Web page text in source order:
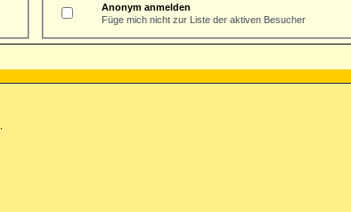
Anonym anmelden
Füge mich nicht zur Liste der aktiven Besucher